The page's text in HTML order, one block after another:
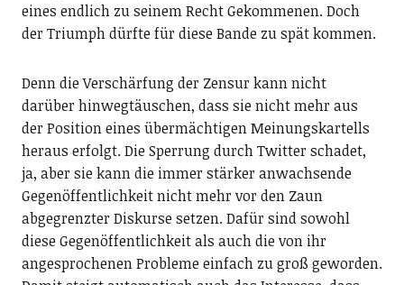
eines endlich zu seinem Recht Gekommenen. Doch
der Triumph dürfte für diese Bande zu spät kommen.
Denn die Verschärfung der Zensur kann nicht
darüber hinwegtäuschen, dass sie nicht mehr aus
der Position eines übermächtigen Meinungskartells
heraus erfolgt. Die Sperrung durch Twitter schadet,
ja, aber sie kann die immer stärker anwachsende
Gegenöffentlichkeit nicht mehr vor den Zaun
abgegrenzter Diskurse setzen. Dafür sind sowohl
diese Gegenöffentlichkeit als auch die von ihr
angesprochenen Probleme einfach zu groß geworden.